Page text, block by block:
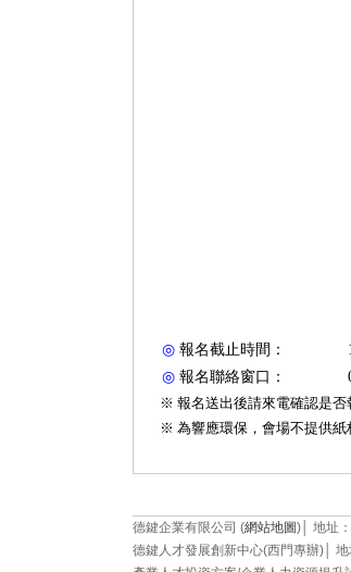
◎ 報名截止時間：
◎ 報名聯絡窗口：
※ 報名送出後請來電確認是否
※ 為響應環保，會場不提供紙
德鍵企業有限公司 (網站地圖)│ 地址
德鍵人才發展創新中心(西門專辦)│